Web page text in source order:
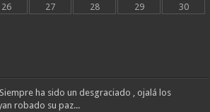
26 27 28 29
30
ha sido un desgraciado , ojalá los
robado su paz...